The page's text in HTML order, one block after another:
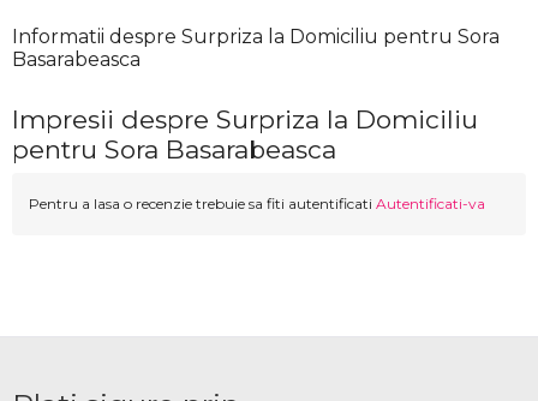
Informatii despre Surpriza la Domiciliu pentru Sora
Basarabeasca
Impresii despre Surpriza la Domiciliu
pentru Sora Basarabeasca
Pentru a lasa o recenzie trebuie sa fiti autentificati Autentificati-va